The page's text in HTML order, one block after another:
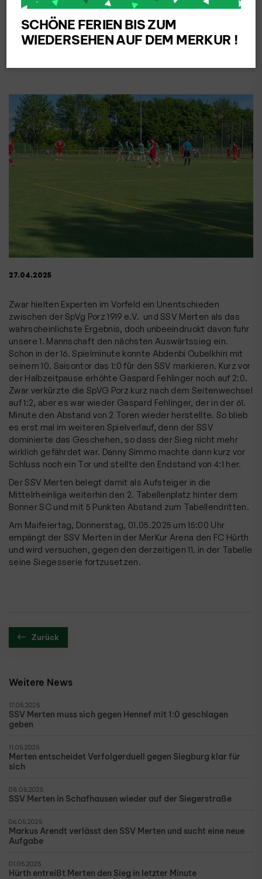
WIEDER EIN AUSWÄRTSSIEG DES SSV
27.04.2025
Zwar hielten Experten im Vorfeld ein Unentschieden
zwischen der SpVg Porz 1919 e.V. und SSV Merten als das
wahrscheinlichste Ergebnis, doch unbeeindruckt davon fuhr
unsere 1. Mannschaft den nächsten Auswärtssieg ein.
Schon in der 16. Spielminute konnte Abdenbi Oubelkhiri mit
seinem 10. Saisontor das 1:0 für den SSV markieren. Kurz vor
der Halbzeitpause erhöhte Gaspard Fehlinger noch auf 2:0.
Zwar verkürzte die SpVG Porz kurz nach dem Seitenwechsel
auf 1:2, aber es war wieder Gaspard Fehlinger, der in der 61.
Minute den Abstand von 2 Toren wieder herstellte. So blieb
es erst mal im weiteren Spielverlauf, denn der SSV
dominierte das Geschehen, so dass der Sieg nicht mehr
wirklich gefährdet war. Danny Simmo machte dann kurz vor
Schluss noch ein Tor und stellte den Endstand von 4:1 her.
Der SSV Merten belegt damit als Aufsteiger in die
Mittelrheinliga weiterhin den 2. Tabellenplatz hinter dem
Bonner SC und mit 5 Punkten Abstand zum Tabellendritten.
Am Maifeiertag, Donnerstag, 01.05.2025 um 15:00 Uhr
empängt der SSV Merten in der MerKur Arena den FC Hürth
und wird versuchen, gegen den derzeitigen 11. in der Tabelle
seine Siegesserie fortzusetzen.
Zurück
Weitere News
17.05.2025
SSV Merten muss sich gegen Hennef mit 1:0 geschlagen
geben
11.05.2025
Merten entscheidet Verfolgerduell gegen Siegburg klar für
sich
08.05.2025
SSV Merten in Schafhausen wieder auf der Siegerstraße
06.05.2025
Markus Arendt verlässt den SSV Merten und sucht eine neue
Aufgabe
01.05.2025
Hürth entreißt Merten den Sieg in letzter Minute
SCHÖNE FERIEN BIS ZUM
WIEDERSEHEN AUF DEM MERKUR !